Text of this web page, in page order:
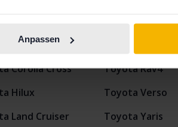
Anpassen
Corolla
Corolla Cross
Hilux
Land Cruiser
Toyota Rav4
Toyota Verso
Toyota Yaris